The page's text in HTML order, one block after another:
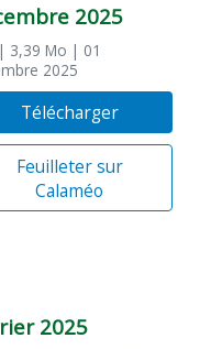
2025
| 3,39 Mo | 01
2025
Télécharger
Feuilleter sur
Calaméo
2025